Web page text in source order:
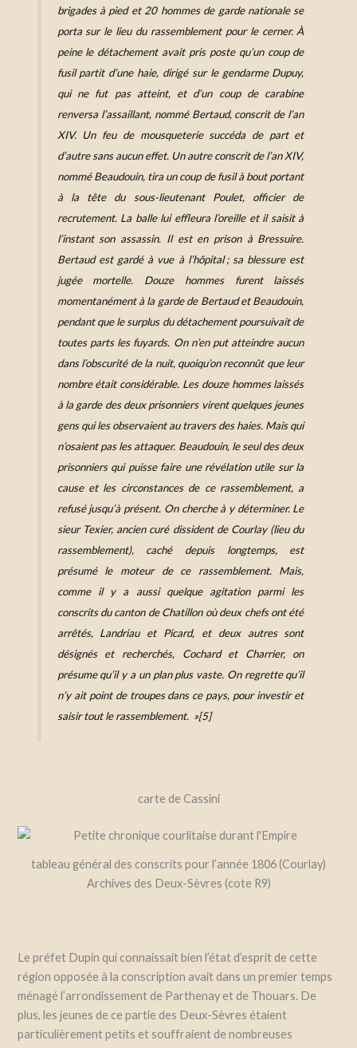
brigades à pied et 20 hommes de garde nationale se
porta sur le lieu du rassemblement pour le cerner. À
peine le détachement avait pris poste qu’un coup de
fusil partit d’une haie, dirigé sur le gendarme Dupuy,
qui ne fut pas atteint, et d’un coup de carabine
renversa l’assaillant, nommé Bertaud, conscrit de l’an
XIV. Un feu de mousqueterie succéda de part et
d’autre sans aucun effet. Un autre conscrit de l’an XIV,
nommé Beaudouin, tira un coup de fusil à bout portant
à la tête du sous-lieutenant Poulet, officier de
recrutement. La balle lui effleura l’oreille et il saisit à
l’instant son assassin. Il est en prison à Bressuire.
Bertaud est gardé à vue à l’hôpital ; sa blessure est
jugée mortelle. Douze hommes furent laissés
momentanément à la garde de Bertaud et Beaudouin,
pendant que le surplus du détachement poursuivait de
toutes parts les fuyards. On n’en put atteindre aucun
dans l’obscurité de la nuit, quoiqu’on reconnût que leur
nombre était considérable. Les douze hommes laissés
à la garde des deux prisonniers virent quelques jeunes
gens qui les observaient au travers des haies. Mais qui
n’osaient pas les attaquer. Beaudouin, le seul des deux
prisonniers qui puisse faire une révélation utile sur la
cause et les circonstances de ce rassemblement, a
refusé jusqu’à présent. On cherche à y déterminer. Le
sieur Texier, ancien curé dissident de Courlay (lieu du
rassemblement), caché depuis longtemps, est
présumé le moteur de ce rassemblement. Mais,
comme il y a aussi quelque agitation parmi les
conscrits du canton de Chatillon où deux chefs ont été
arrêtés, Landriau et Picard, et deux autres sont
désignés et recherchés, Cochard et Charrier, on
présume qu’il y a un plan plus vaste. On regrette qu’il
n’y ait point de troupes dans ce pays, pour investir et
saisir tout le rassemblement. »[5]
carte de Cassini
tableau général des conscrits pour l’année 1806 (Courlay)
Archives des Deux-Sèvres (cote R9)
Le préfet Dupin qui connaissait bien l’état d’esprit de cette
région opposée à la conscription avait dans un premier temps
ménagé l’arrondissement de Parthenay et de Thouars. De
plus, les jeunes de ce partie des Deux-Sèvres étaient
particulièrement petits et souffraient de nombreuses